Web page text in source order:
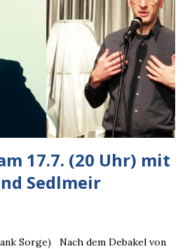
aufpassen!” “Mach ich!”,
Nachbar, "Hab alles im Blick!”
Krähe, die sich zurückzog.
Abspann, Ende. Die Brauseboys am
Mit Mareike Barmeyer , Jobinski
(Ystader St...
17.7. (20 Uhr) mit
Sedlmeir
Sorge) Nach dem Debakel von